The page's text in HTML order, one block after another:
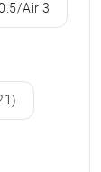
Air 3